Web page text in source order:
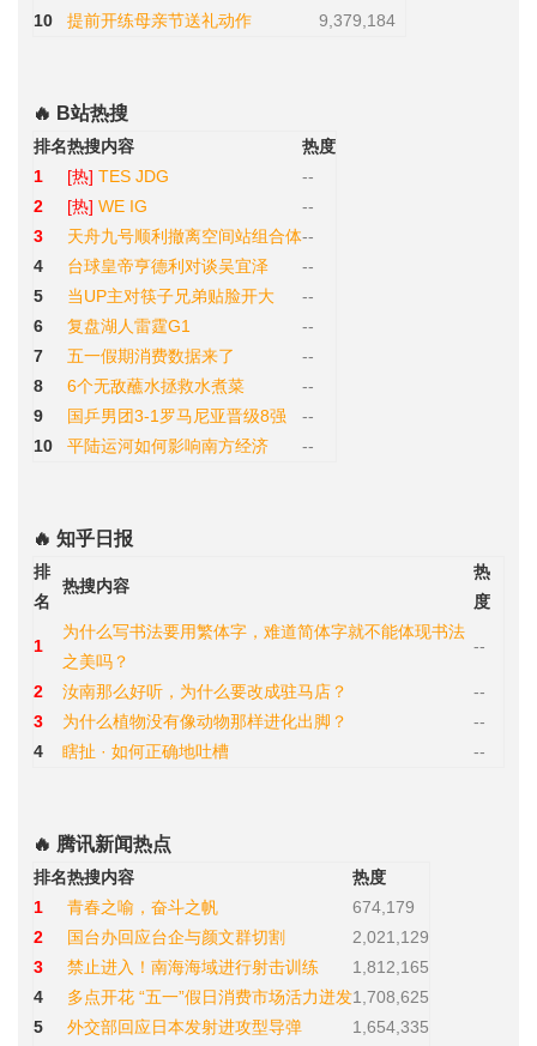
10 提前开练母亲节送礼动作 9,379,184
🔥 B站热搜
排名热搜内容
热度
1
[热] TES JDG
--
2
[热] WE IG
--
3
天舟九号顺利撤离空间站组合体--
4
台球皇帝亨德利对谈吴宜泽
--
5
当UP主对筷子兄弟贴脸开大
--
6
复盘湖人雷霆G1
--
7
五一假期消费数据来了
--
8
6个无敌蘸水拯救水煮菜
--
9
国乒男团3-1罗马尼亚晋级8强
--
10
平陆运河如何影响南方经济 --
🔥 知乎日报
排
名
热搜内容
热
度
1
为什么写书法要用繁体字，难道简体字就不能体现书法
之美吗？
--
2 汝南那么好听，为什么要改成驻马店？
--
3
为什么植物没有像动物那样进化出脚？
--
4
瞎扯 · 如何正确地吐槽 --
🔥 腾讯新闻热点
排名热搜内容
热度
1
青春之喻，奋斗之帆
674,179
2
国台办回应台企与颜文群切割
2,021,129
3
禁止进入！南海海域进行射击训练
1,812,165
4
多点开花 “五一”假日消费市场活力迸发1,708,625
5
外交部回应日本发射进攻型导弹
1,654,335